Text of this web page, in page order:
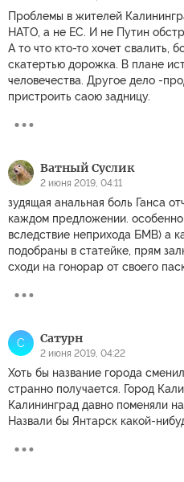
Проблемы в жителей
НАТО, а не ЕС. И не Путин
А то что кто-то хочет свалить,
скатертью дорожка. В плане
человечества. Другое дело -
пристроить саою задницу.
Ватный Суслик
2 июня 2019, 04:11
зудящая анальная боль Ганса
каждом предложении.
вследствие неприхода БМВ) а
подобраны в статейке, прям
сходи на гонорар от своего
С Сатурн
2 июня 2019, 04:22
Хоть бы название города
странно получается. Город
Калининград давно поменяли
Назвали бы Янтарск какой-